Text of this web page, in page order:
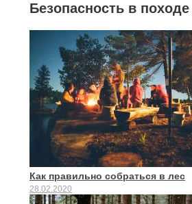
Безопасность в походе
Как правильно собраться в лес
28.02.2020